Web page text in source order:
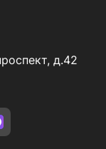
д.42